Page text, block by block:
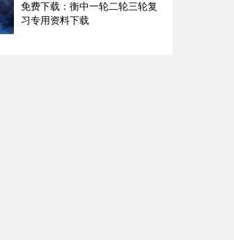
免费下载：衡中一轮二轮三轮复
习专用资料下载